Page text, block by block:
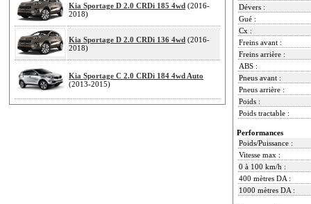
Kia Sportage D 2.0 CRDi 185 4wd (2016-
2018)
Kia Sportage D 2.0 CRDi 136 4wd (2016-
2018)
Kia Sportage C 2.0 CRDi 184 4wd Auto
(2013-2015)
Dévers :
Gué :
Cx :
Freins avant :
Freins arrière :
ABS :
Pneus avant :
Pneus arrière :
Poids :
Poids tractable :
Performances
Poids/Puissance :
Vitesse max :
0 à 100 km/h :
400 mètres DA :
1000 mètres DA :